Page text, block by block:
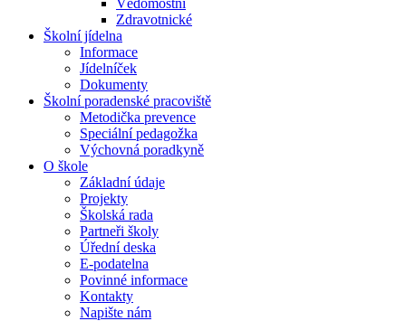
Vědomostní
Zdravotnické
Školní jídelna
Informace
Jídelníček
Dokumenty
Školní poradenské pracoviště
Metodička prevence
Speciální pedagožka
Výchovná poradkyně
O škole
Základní údaje
Projekty
Školská rada
Partneři školy
Úřední deska
E-podatelna
Povinné informace
Kontakty
Napište nám